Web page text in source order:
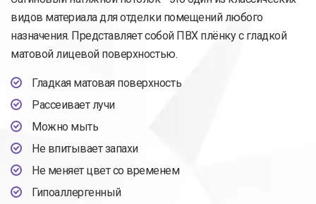
видов материала для отделки помещений любого
назначения. Представляет собой ПВХ плёнку с гладкой
матовой лицевой поверхностью.
Гладкая матовая поверхность
Рассеивает лучи
Можно мыть
Не впитывает запахи
Не меняет цвет со временем
Гипоаллергенный